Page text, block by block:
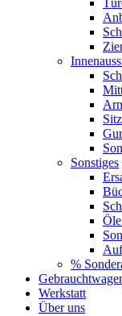
Sonstiges
%
Werkstatt
Über uns